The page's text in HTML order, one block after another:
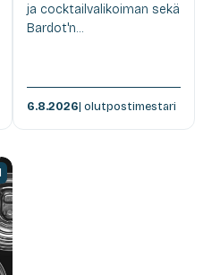
ja cocktailvalikoiman sekä
Bardot'n...
6.8.2026| olutpostimestari